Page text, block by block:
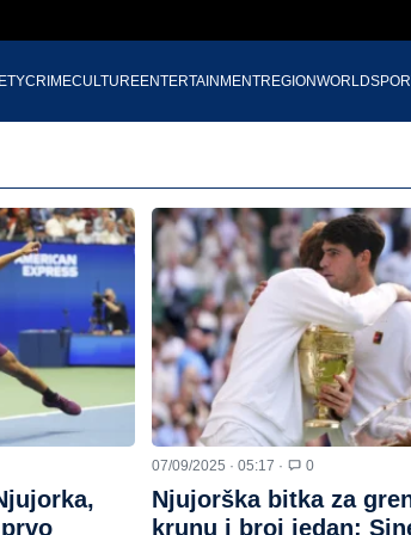
CRIMECULTUREENTERTAINMENTREGIONWORLD
07/09/2025 · 05:17 · 0
Njujorška bitka za
krunu i broj jedan: